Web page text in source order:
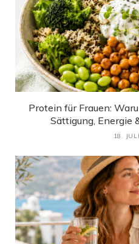
Protein für Frauen:
Sättigung, Energie
18.